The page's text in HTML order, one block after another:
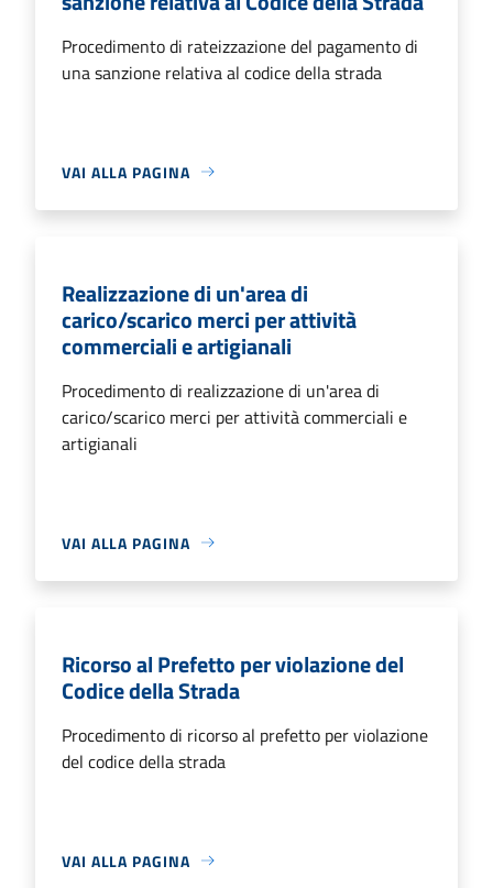
Procedimento di rateizzazione del pagamento di
una sanzione relativa al codice della strada
VAI ALLA PAGINA
Realizzazione di un'area di
carico/scarico merci per attività
commerciali e artigianali
Procedimento di realizzazione di un'area di
carico/scarico merci per attività commerciali e
artigianali
VAI ALLA PAGINA
Ricorso al Prefetto per violazione del
Codice della Strada
Procedimento di ricorso al prefetto per violazione
del codice della strada
VAI ALLA PAGINA